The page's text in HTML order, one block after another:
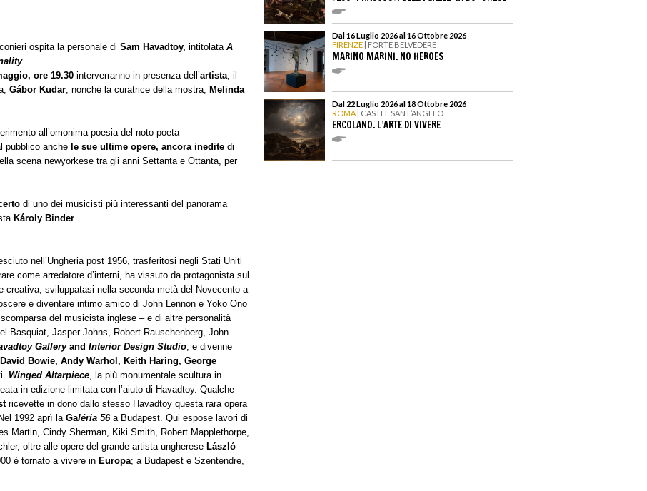
ospita la personale di Sam Havadtoy, intitolata A
.
ore 19.30 interverranno in presenza dell’artista , il
Gábor Kudar; nonché la curatrice della mostra, Melinda
all’omonima poesia del noto poeta
pubblico anche le sue ultime opere, ancora inedite di
scena newyorkese tra gli anni Settanta e Ottanta, per
di uno dei musicisti più interessanti del panorama
Károly Binder
nell’Ungheria post 1956, trasferitosi negli Stati Uniti
come arredatore d’interni, ha vissuto da protagonista sul
creativa, sviluppatasi nella seconda metà del Novecento a
e diventare intimo amico di John Lennon e Yoko Ono
del musicista inglese – e di altre personalità
Basquiat, Jasper Johns, Robert Rauschenberg, John
Galleryand Interior Design Studio , e divenne
Bowie, Andy Warhol, Keith Haring, George
Winged Altarpiece , la più monumentale scultura in
in edizione limitata con l’aiuto di Havadtoy. Qualche
ricevette in dono dallo stesso Havadtoy questa rara opera
1992 aprì la Galéria 56a Budapest. Qui espose lavori di
Martin, Cindy Sherman, Kiki Smith, Robert Mapplethorpe,
oltre alle opere del grande artista ungherese László
è tornato a vivere in Europa; a Budapest e Szentendre,
Dal 16 Luglio 2026 al 16 Ottobre 2026
FIRENZE | FORTE BELVEDERE
MARINO MARINI. NO HEROES
Dal 22 Luglio 2026 al 18 Ottobre 2026
ROMA | CASTEL SANT’ANGELO
ERCOLANO. L’ARTE DI VIVERE